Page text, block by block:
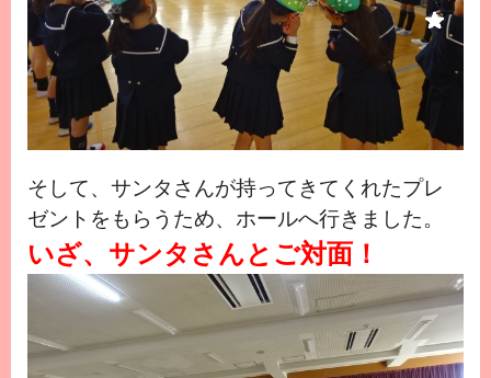
そ して、サンタさんが持ってきてくれたプレ
ゼントをもらうため、ホールへ行きました。
いざ、サンタさんとご対面！